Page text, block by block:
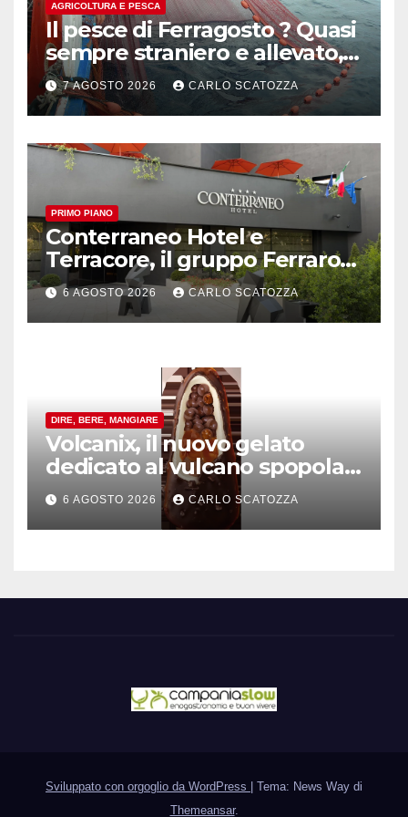
AGRICOLTURA E PESCA
Il pesce di Ferragosto ? Quasi
sempre straniero e allevato,
in sofferenza
7 AGOSTO 2026 CARLO SCATOZZA
PRIMO PIANO
Conterraneo Hotel e
Terracore, il gruppo Ferraro
amplia l’ ospitalità e il gusto
alle porte di Caserta
6 AGOSTO 2026 CARLO SCATOZZA
DIRE, BERE, MANGIARE
Volcanix, il nuovo gelato
dedicato al vulcano spopola,
è nato a Caivano
6 AGOSTO 2026 CARLO SCATOZZA
Sviluppato con orgoglio da WordPress
Tema: News Way di
Themeansar.